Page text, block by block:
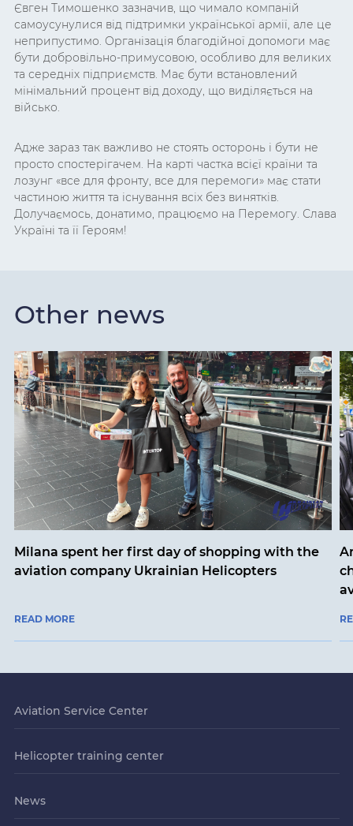
Євген Тимошенко зазначив, що чимало компаній
самоусунулися від підтримки української армії, але це
неприпустимо. Організація благодійної допомоги має
бути добровільно-примусовою, особливо для великих
та середніх підприємств. Має бути встановлений
мінімальний процент від доходу, що виділяється на
військо.
Адже зараз так важливо не стоять осторонь і бути не
просто спостерігачем. На карті частка всієї країни та
лозунг «все для фронту, все для перемоги» має стати
частиною життя та існування всіх без винятків.
Долучаємось, донатимо, працюємо на Перемогу. Слава
Україні та її Героям!
Other news
Milana spent her first day of shopping with the
aviation company Ukrainian Helicopters
READ MORE
Aviation Service Center
Helicopter training center
News